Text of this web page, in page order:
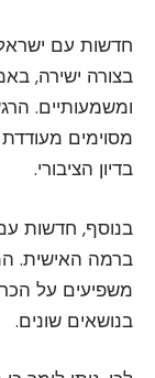
חדשות עם
בצורה ישירה,
ומשמעותיים.
מסוימים
בדיון הציבורי.
בנוסף, חדשות
ברמה האישית.
משפיעים על
בנושאים שונים.